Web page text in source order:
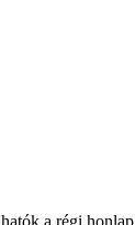
a régi honlap